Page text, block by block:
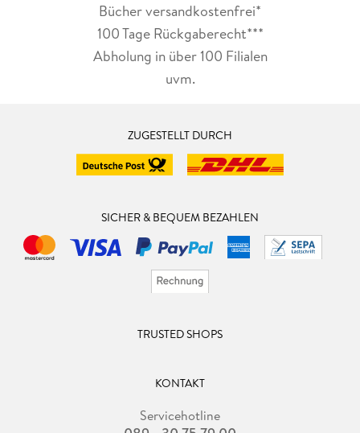
Bücher versandkostenfrei*
100 Tage Rückgaberecht***
Abholung in über 100 Filialen
uvm.
ZUGESTELLT DURCH
SICHER & BEQUEM BEZAHLEN
TRUSTED SHOPS
KONTAKT
Servicehotline